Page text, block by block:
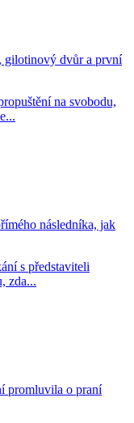
gilotinový dvůr a první
na svobodu,
následníka, jak
s představiteli
zda...
promluvila o praní